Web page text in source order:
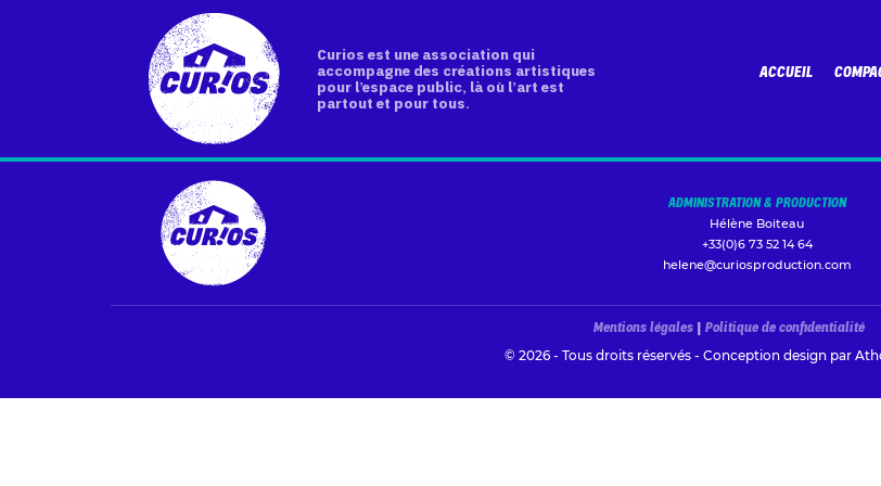
Curios est une association qui
accompagne des créations artistiques
pour l’espace public, là où l’art est
partout et pour tous.
ACCUEIL
ADMINISTRATION & PRODUCTION
Hélène Boiteau
+33(0)6 73 52 14 64
helene@curiosproduction.com
Mentions légales | Politique de confidentialité
© 2026 - Tous droits réservés - Conception design par